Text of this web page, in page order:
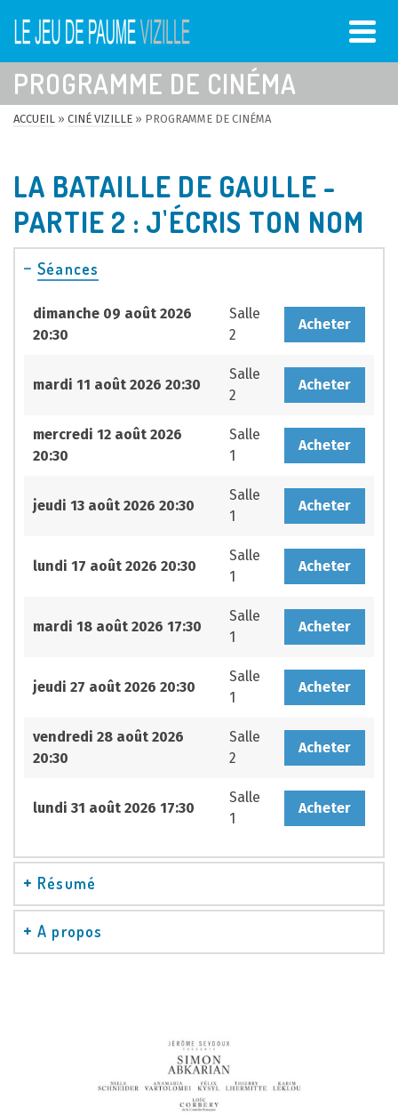
PROGRAMME DE CINÉMA
ACCUEIL » CINÉ VIZILLE » PROGRAMME DE CINÉMA
LA BATAILLE DE GAULLE -
PARTIE 2 : J'ÉCRIS TON NOM
Séances
dimanche 09 août 2026
20:30
Salle
2
Acheter
mardi 11 août 2026 20:30
Salle
2
Acheter
mercredi 12 août 2026
20:30
Salle
1
Acheter
jeudi 13 août 2026 20:30
Salle
1
Acheter
lundi 17 août 2026 20:30
Salle
1
Acheter
mardi 18 août 2026 17:30
Salle
1
Acheter
jeudi 27 août 2026 20:30
Salle
1
Acheter
vendredi 28 août 2026
20:30
Salle
2
Acheter
lundi 31 août 2026 17:30
Salle
1
Acheter
Résumé
A propos